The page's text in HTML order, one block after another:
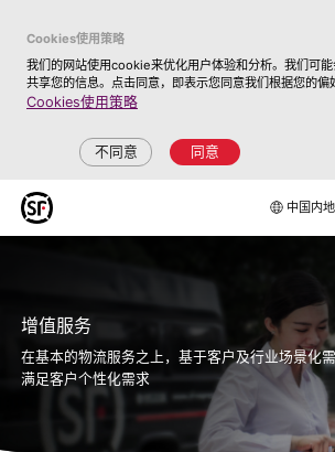
Cookies使用策略
我们的网站使用cookie来优化用户体验和分析。我们可
共享您的信息。点击同意，即表示您同意我们根据您的偏
Cookies使用策略
不同意 同意
中国内地
增值服务
在基本的物流服务之上，基于客户及行业场景化
满足客户个性化需求